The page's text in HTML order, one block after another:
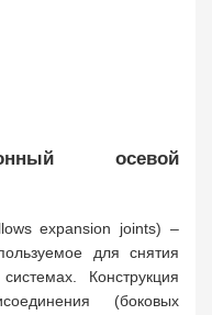
осевой
expansion joints) –
для снятия
Конструкция
(боковых